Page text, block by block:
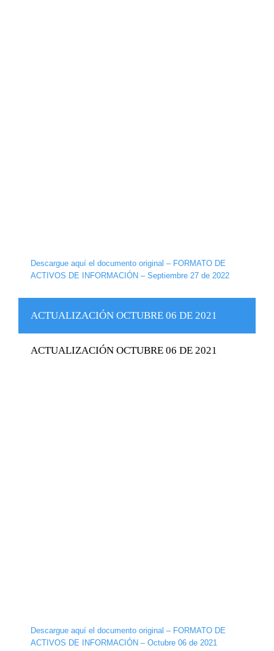
Descargue aquí el documento original – FORMATO DE
ACTIVOS DE INFORMACIÓN – Septiembre 27 de 2022
ACTUALIZACIÓN OCTUBRE 06 DE 2021
ACTUALIZACIÓN OCTUBRE 06 DE 2021
Descargue aquí el documento original – FORMATO DE
ACTIVOS DE INFORMACIÓN – Octubre 06 de 2021